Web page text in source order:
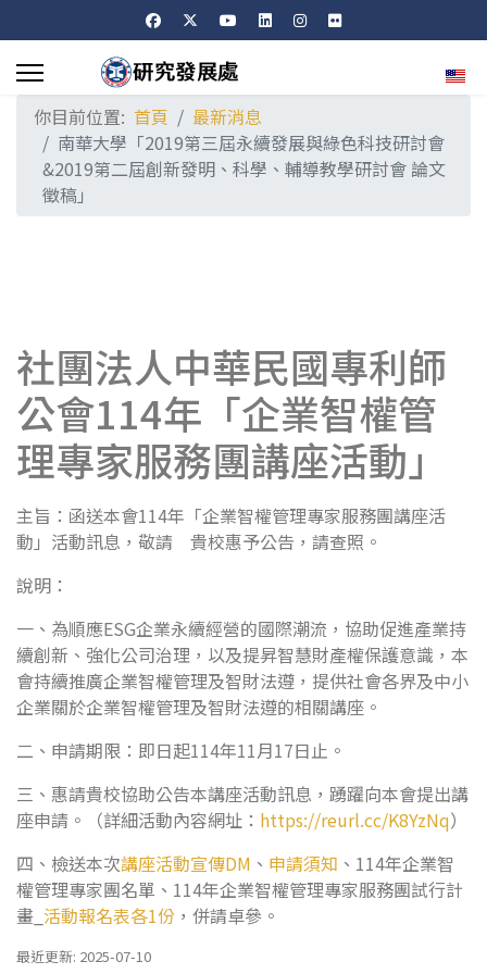
選擇
你目前位置: 首頁
最新消息
南華大學「2019第三屆永續發展與綠色科技研討會
&2019第二屆創新發明、科學、輔導教學研討會 論文
徵稿」
社團法人中華民國專利師
公會114年「企業智權管
理專家服務團講座活動」
主旨：函送本會114年「企業智權管理專家服務團講座活
動」活動訊息，敬請 貴校惠予公告，請查照。
說明：
一、為順應ESG企業永續經營的國際潮流，協助促進產業持
續創新、強化公司治理，以及提昇智慧財產權保護意識，本
會持續推廣企業智權管理及智財法遵，提供社會各界及中小
企業關於企業智權管理及智財法遵的相關講座。
二、申請期限：即日起114年11月17日止。
三、惠請貴校協助公告本講座活動訊息，踴躍向本會提出講
座申請。（詳細活動內容網址： https://reurl.cc/K8YzNq）
四、檢送本次講座活動宣傳DM 、 申請須知 、114年企業智
權管理專家團名單、114年企業智權管理專家服務團試行計
畫_ 活動報名表各1份 ，併請卓參。
最近更新: 2025-07-10